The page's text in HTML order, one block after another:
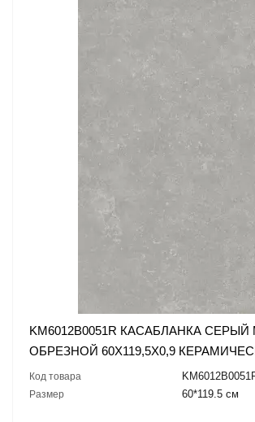
KM6012B0051R КАСАБЛАНКА
ОБРЕЗНОЙ 60X119,5X0,9
Код товара
Размер 60*119.5 см